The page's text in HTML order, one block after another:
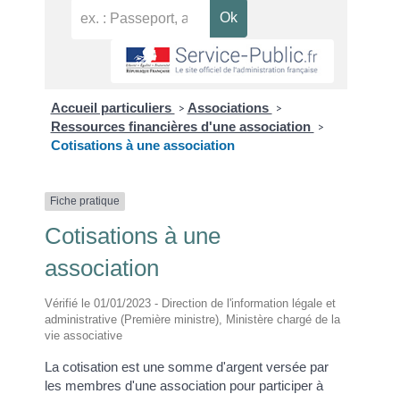
Accueil particuliers > Associations >
Ressources financières d'une association >
Cotisations à une association
Fiche pratique
Cotisations à une
association
Vérifié le 01/01/2023 - Direction de l'information légale et
administrative (Première ministre), Ministère chargé de la
vie associative
La cotisation est une somme d'argent versée par
les membres d'une association pour participer à